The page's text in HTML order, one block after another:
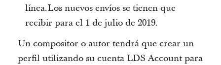
línea.Los nuevos envíos se tienen que
recibir para el 1 de julio de 2019.
Un compositor o autor tendrá que crear un
perfil utilizando su cuenta LDS Account para